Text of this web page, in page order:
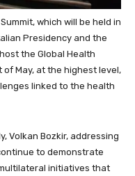
which will be held in
Presidency and the
the Global Health
of May, at the highest level,
linked to the health
Volkan Bozkir, addressing
to demonstrate
initiatives that